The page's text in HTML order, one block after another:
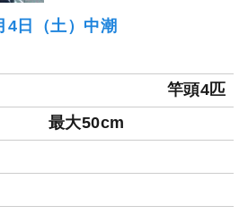
4日（土）中潮
竿頭4匹
最大50cm